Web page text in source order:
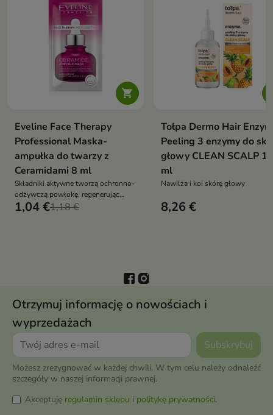

Eveline Face Therapy
Professional Maska-
ampułka do twarzy z
Ceramidami 8 ml
Składniki aktywne tworzą ochronno-
odżywczą powłokę, regenerując
skórę i zapewniając długotrwałe
1,04 €1,18 €
Tołpa Dermo Hair
Peeling 3 enzymy do
głowy CLEAN SCALP
ml
Nawilża i koi skórę głowy
8,26 €
Otrzymuj informację o nowościach i
wyprzedażach
Możesz zrezygnować w każdej chwili. W tym celu należy odnaleźć
szczegóły w naszej informacji prawnej.
Akceptuję regulamin sklepu i politykę prywatności.